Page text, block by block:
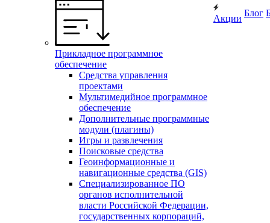
Прикладное программное
обеспечение
Средства управления
проектами
Мультимедийное программное
обеспечение
Дополнительные программные
модули (плагины)
Игры и развлечения
Поисковые средства
Геоинформационные и
навигационные средства (GIS)
Специализированное ПО
органов исполнительной
власти Российской Федерации,
государственных корпораций,
Акции
Блог